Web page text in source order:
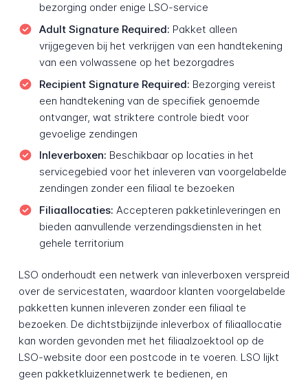
bezorging onder enige LSO-service
Adult Signature Required: Pakket alleen
vrijgegeven bij het verkrijgen van een handtekening
van een volwassene op het bezorgadres
Recipient Signature Required: Bezorging vereist
een handtekening van de specifiek genoemde
ontvanger, wat striktere controle biedt voor
gevoelige zendingen
Inleverboxen: Beschikbaar op locaties in het
servicegebied voor het inleveren van voorgelabelde
zendingen zonder een filiaal te bezoeken
Filiaallocaties: Accepteren pakketinleveringen en
bieden aanvullende verzendingsdiensten in het
gehele territorium
LSO onderhoudt een netwerk van inleverboxen verspreid
over de servicestaten, waardoor klanten voorgelabelde
pakketten kunnen inleveren zonder een filiaal te
bezoeken. De dichtstbijzijnde inleverbox of filiaallocatie
kan worden gevonden met het filiaalzoektool op de
LSO-website door een postcode in te voeren. LSO lijkt
geen pakketkluizennetwerk te bedienen, en